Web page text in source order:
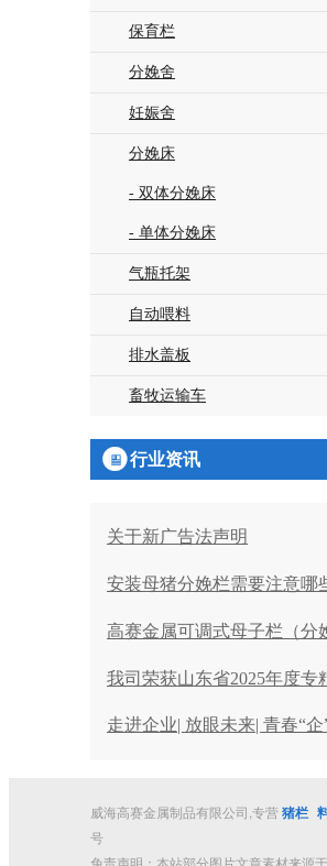
保育栏
分娩舍
妊娠舍
分娩床
- 双体分娩床
- 单体分娩床
气瓶托架
自动喂料
排水盖板
畜牧运输车
行业资讯
关于新广告法声明
安装母猪分娩栏需要注意哪
高赛金属可调式母子栏（分
我司荣获山东省2025年度专
走进企业| 放眼未来| 青春“
威海高赛金属制品有限公司,专营猪栏
号